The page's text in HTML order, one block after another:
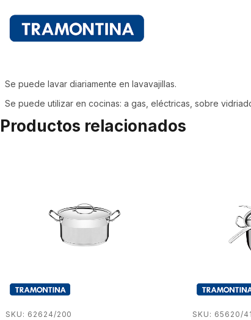
Se puede lavar diariamente en lavavajillas.
Se puede utilizar en cocinas: a gas, eléctricas, sobre
Productos relacionados
SKU: 62624/200 SKU: 65620/